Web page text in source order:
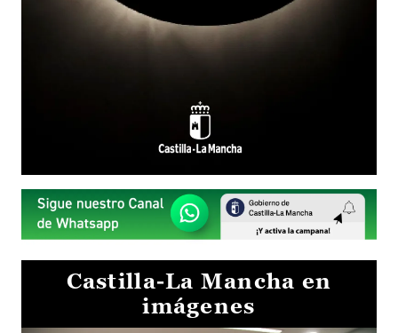
Castilla-La Mancha en
imágenes